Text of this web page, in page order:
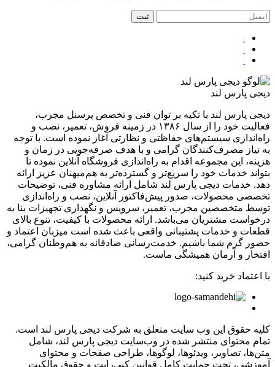
ثبت
دیجی پارس لند
دیجی پارس لند با تکیه بر توان فنی و تخصص پرسنل مجرب،
فعالیت خود را از سال ۱۳۸۶ در زمینه فروش، تعمیر، نصب و
راه‌اندازی سیستم‌های حفاظتی و نظارتی آغاز نموده است. با توجه
به نیاز مصرف‌کنندگان گرامی و با هدف صرفه‌جویی در زمان و
هزینه، این مجموعه اقدام به راه‌اندازی فروشگاه آنلاین نموده تا
بتواند خدمات خود را سریع‌تر و گسترده‌تر به هم‌میهنان عزیز ارائه
دهد. خدمات دیجی پارس لند شامل ارائه مشاوره فنی، توضیحات
تخصصی محصولات، صدور پیش‌فاکتور آنلاین، نصب و راه‌اندازی
توسط متخصصین مجرب، تعمیر، سرویس و نگهداری تجهیزات بنا به
درخواست مشتریان می‌باشد. ارائه محصولات با کیفیت، تنوع بالای
قطعات و خدمات پشتیبانی واقعی باعث شده است میزبان اعتماد و
حضور گرم شما باشیم. خدمت‌رسانی صادقانه به هم‌وطنان گرامی،
افتخار و آرمان همیشگی ماست.
با اعتماد خرید کنید:
کلیه حقوق این وب سایت متعلق به شرکت دیجی پارس لند است.
تمام محتوای منتشر شده در وب‌سایت دیجی پارس لند، شامل
متن‌ها، تصاویر، ویدئوها، لوگوها، طراحی صفحات و محتوای
آموزشی، تحت حمایت کامل قوانین کپی‌رایت و حقوق مالکیت